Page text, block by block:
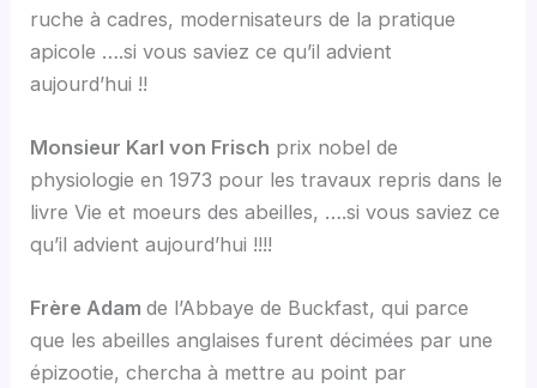
ruche à cadres, modernisateurs de la pratique
apicole ….si vous saviez ce qu’il advient
aujourd’hui !!
Monsieur Karl von Frisch prix nobel de
physiologie en 1973 pour les travaux repris dans le
livre Vie et moeurs des abeilles, ….si vous saviez ce
qu’il advient aujourd’hui !!!!
Frère Adamde l’Abbaye de Buckfast, qui parce
que les abeilles anglaises furent décimées par une
épizootie, chercha à mettre au point par